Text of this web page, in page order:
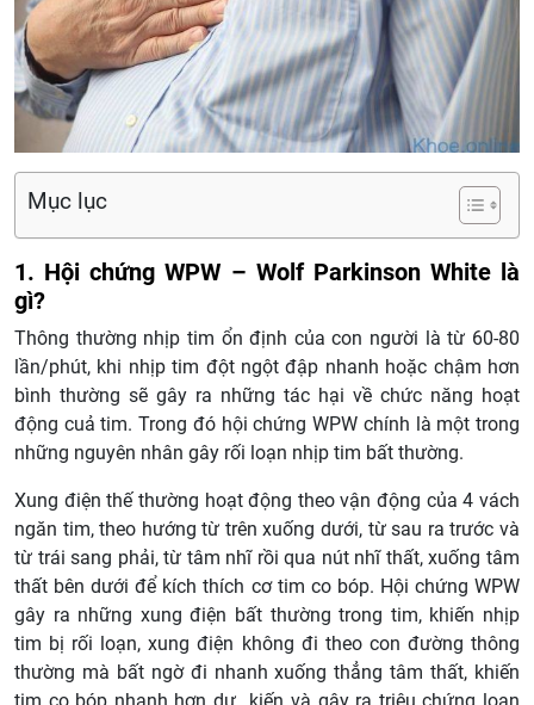
Mục lục
1. Hội chứng WPW – Wolf Parkinson White là
gì?
Thông thường nhịp tim ổn định của con người là từ 60-80
lần/phút, khi nhịp tim đột ngột đập nhanh hoặc chậm hơn
bình thường sẽ gây ra những tác hại về chức năng hoạt
động cuả tim. Trong đó hội chứng WPW chính là một trong
những nguyên nhân gây rối loạn nhịp tim bất thường.
Xung điện thế thường hoạt động theo vận động của 4 vách
ngăn tim, theo hướng từ trên xuống dưới, từ sau ra trước và
từ trái sang phải, từ tâm nhĩ rồi qua nút nhĩ thất, xuống tâm
thất bên dưới để kích thích cơ tim co bóp. Hội chứng WPW
gây ra những xung điện bất thường trong tim, khiến nhịp
tim bị rối loạn, xung điện không đi theo con đường thông
thường mà bất ngờ đi nhanh xuống thẳng tâm thất, khiến